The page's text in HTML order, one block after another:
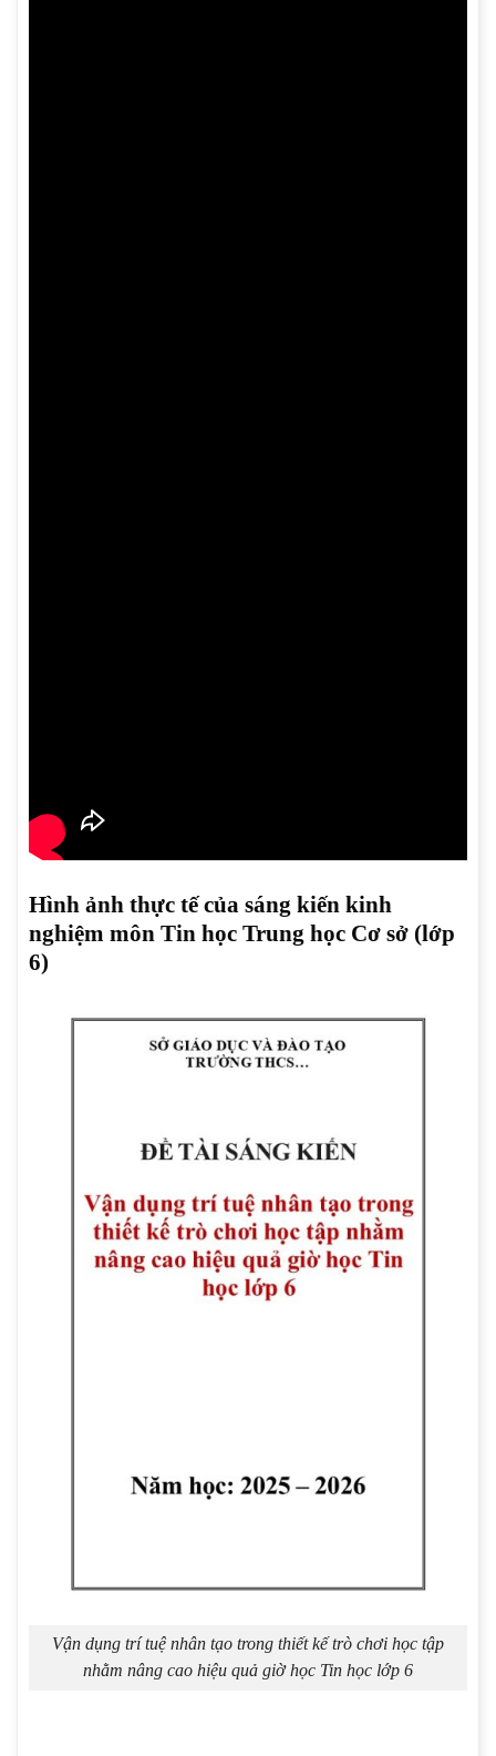
Hình ảnh thực tế của sáng kiến kinh
nghiệm môn Tin học Trung học Cơ sở (lớp
6)
Vận dụng trí tuệ nhân tạo trong thiết kế trò chơi học tập
nhằm nâng cao hiệu quả giờ học Tin học lớp 6